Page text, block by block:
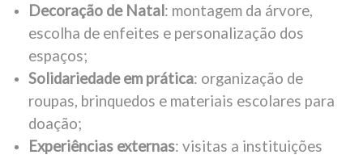
Decoração de Natal: montagem da árvore,
escolha de enfeites e personalização dos
espaços;
Solidariedade em prática: organização de
roupas, brinquedos e materiais escolares para
doação;
Experiências externas: visitas a instituições